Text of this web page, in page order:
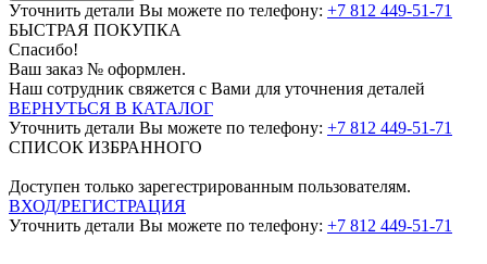
Уточнить детали Вы можете по телефону: +7 812 449-51-71
БЫСТРАЯ ПОКУПКА
Спасибо!
Ваш заказ № оформлен.
Наш сотрудник свяжется с Вами для уточнения деталей
ВЕРНУТЬСЯ В КАТАЛОГ
Уточнить детали Вы можете по телефону: +7 812 449-51-71
СПИСОК ИЗБРАННОГО
Доступен только зарегестрированным пользователям.
ВХОД/РЕГИСТРАЦИЯ
Уточнить детали Вы можете по телефону: +7 812 449-51-71